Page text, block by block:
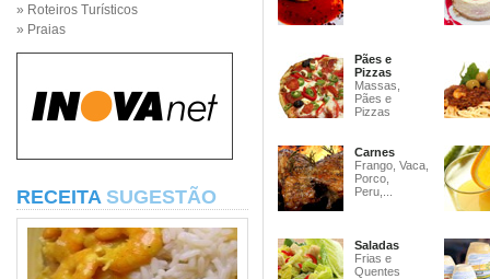
» Roteiros Turísticos
» Praias
RECEITA SUGESTÃO
Pães e
Pizzas
Massas,
Pães e
Pizzas
Carnes
Frango, Vaca,
Porco,
Peru,...
Saladas
Frias e
Quentes